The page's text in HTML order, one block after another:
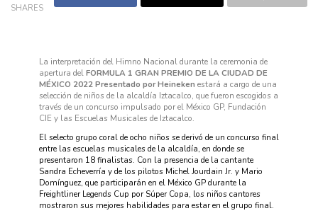
SHARES
La interpretación del Himno Nacional durante la ceremonia de
apertura delFORMULA 1 GRAN PREMIO DE LA CIUDAD DE
MÉXICO 2022 Presentado por Heineken estará a cargo de una
selección de niños de la alcaldía Iztacalco, que fueron escogidos a
través de un concurso impulsado por el México GP, Fundación
CIE y las Escuelas Musicales de Iztacalco.
El selecto grupo coral de ocho niños se derivó de un concurso final
entre las escuelas musicales de la alcaldía, en donde se
presentaron 18 finalistas. Con la presencia de la cantante
Sandra Echeverría y de los pilotos Michel Jourdain Jr. y Mario
Domínguez, que participarán en el México GP durante la
Freightliner Legends Cup por Súper Copa, los niños cantores
mostraron sus mejores habilidades para estar en el grupo final.